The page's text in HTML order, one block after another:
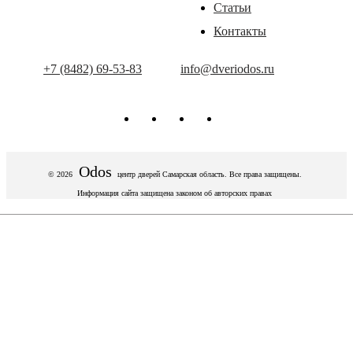
Статьи
Контакты
+7 (8482) 69-53-83 info@dveriodos.ru
© 2026 Odos центр дверей Самарская область. Все права защищены.
Информация сайта защищена законом об авторских правах